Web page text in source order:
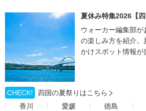
夏休み特集2026【四
ウォーカー編集部
の楽しみ方を紹介
かけスポット情報が
CHECK!
四国の夏祭りはこちら
香川
愛媛 徳島